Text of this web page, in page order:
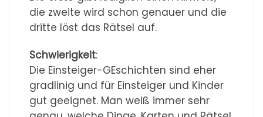
die zweite wird schon genauer und die
dritte löst das Rätsel auf.
Schwierigkeit:
Die Einsteiger-GEschichten sind eher
gradlinig und für Einsteiger und Kinder
gut geeignet. Man weiß immer sehr